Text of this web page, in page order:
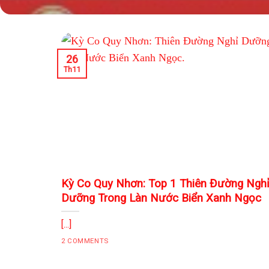
Kỳ Co Quy Nhơn: Top 1 Thiên Đường Nghỉ
Dưỡng Trong Làn Nước Biển Xanh Ngọc
[...]
2 COMMENTS
26
Th11